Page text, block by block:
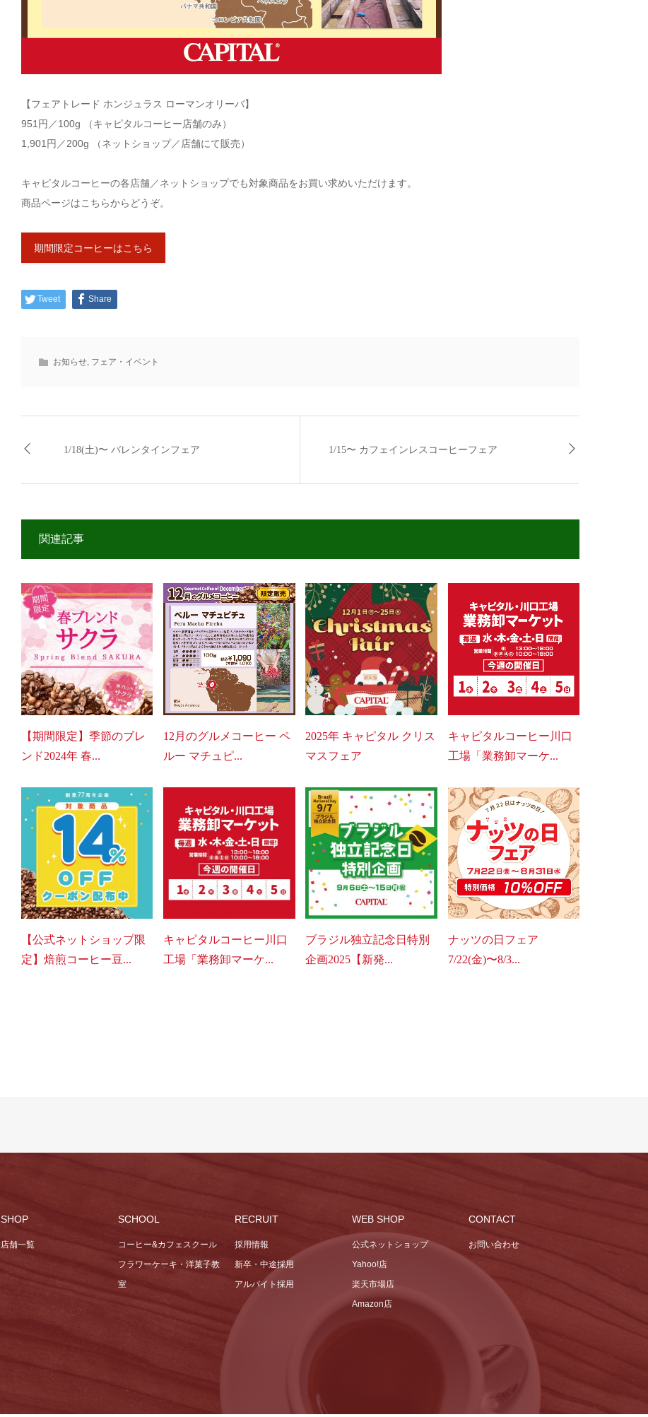
【フェアトレード ホンジュラス ローマンオリーバ】
951円／100g （キャピタルコーヒー店舗のみ）
1,901円／200g （ネットショップ／店舗にて販売）
キャピタルコーヒーの各店舗／ネットショップでも対象商品をお買い求めいただけます。
商品ページはこちらからどうぞ。
期間限定コーヒーはこちら
Tweet Share
お知らせ, フェア・イベント
1/18(土)〜 バレンタインフェア 1/15〜 カフェインレスコーヒーフェア
関連記事
【期間限定】季節のブレ
ンド2024年 春...
12月のグルメコーヒー ペ
ルー マチュピ...
2025年 キャピタル クリス
マスフェア
キャピタルコーヒー川口
工場「業務卸マーケ...
【公式ネットショップ限
定】焙煎コーヒー豆...
キャピタルコーヒー川口
工場「業務卸マーケ...
ブラジル独立記念日特別
企画2025【新発...
ナッツの日フェア
7/22(金)〜8/3...
SHOP
店舗一覧
SCHOOL
コーヒー&カフェスクール
フラワーケーキ・洋菓子教
室
RECRUIT
採用情報
新卒・中途採用
アルバイト採用
WEB SHOP
公式ネットショップ
Yahoo!店
楽天市場店
Amazon店
CONTACT
お問い合わせ